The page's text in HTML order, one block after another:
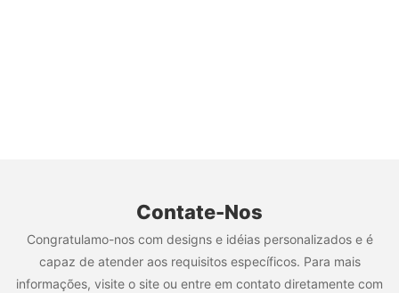
Contate-Nos
Congratulamo-nos com designs e idéias personalizados e é
capaz de atender aos requisitos específicos. Para mais
informações, visite o site ou entre em contato diretamente com